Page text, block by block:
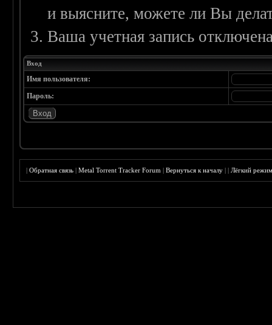
и выясните, можете ли Вы
Ваша учетная запись
Вход
Имя пользователя:
Пароль:
|Обратная связь |Metal Torrent Tracker Forum |Вернуться к началу ||Лёгкий